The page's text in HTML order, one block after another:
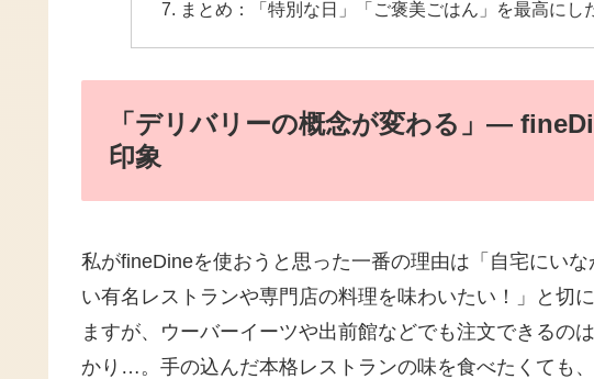
まとめ：「特別な日」「ご褒美ごはん」を最高にし
「デリバリーの概念が変わる」―
印象
私がfineDineを使おうと思った一番の理由は「自宅にい
い有名レストランや専門店の料理を味わいたい！」と切
ますが、ウーバーイーツや出前館などでも注文できるの
かり…。手の込んだ本格レストランの味を食べたくても